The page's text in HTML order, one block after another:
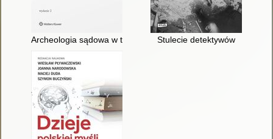
Archeologia sądowa w teorii i praktyceStulecie detektywów